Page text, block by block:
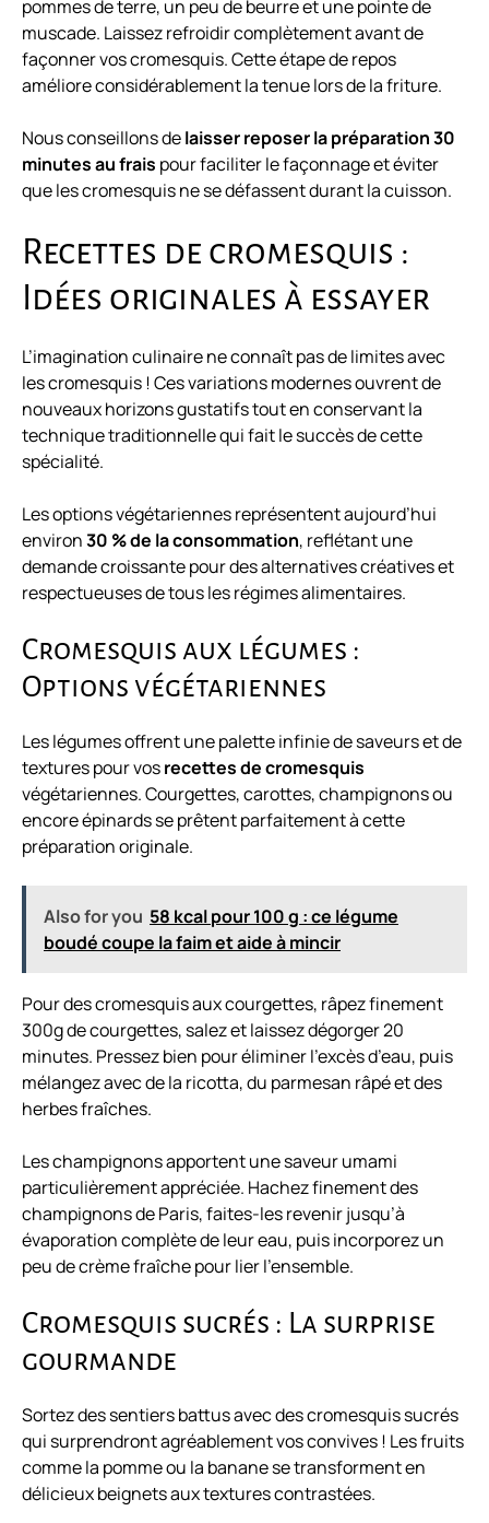
pommes de terre, un peu de beurre et une pointe de
muscade. Laissez refroidir complètement avant de
façonner vos cromesquis. Cette étape de repos
améliore considérablement la tenue lors de la friture.
Nous conseillons delaisser reposer la préparation 30
minutes au frais pour faciliter le façonnage et éviter
que les cromesquis ne se défassent durant la cuisson.
Recettes de cromesquis :
Idées originales à essayer
L’imagination culinaire ne connaît pas de limites avec
les cromesquis ! Ces variations modernes ouvrent de
nouveaux horizons gustatifs tout en conservant la
technique traditionnelle qui fait le succès de cette
spécialité.
Les options végétariennes représentent aujourd’hui
environ30 % de la consommation, reflétant une
demande croissante pour des alternatives créatives et
respectueuses de tous les régimes alimentaires.
Cromesquis aux légumes :
Options végétariennes
Les légumes offrent une palette infinie de saveurs et de
textures pour vosrecettes de cromesquis
végétariennes. Courgettes, carottes, champignons ou
encore épinards se prêtent parfaitement à cette
préparation originale.
Also for you 58 kcal pour 100 g : ce légume
boudé coupe la faim et aide à mincir
Pour des cromesquis aux courgettes, râpez finement
300g de courgettes, salez et laissez dégorger 20
minutes. Pressez bien pour éliminer l’excès d’eau, puis
mélangez avec de la ricotta, du parmesan râpé et des
herbes fraîches.
Les champignons apportent une saveur umami
particulièrement appréciée. Hachez finement des
champignons de Paris, faites-les revenir jusqu’à
évaporation complète de leur eau, puis incorporez un
peu de crème fraîche pour lier l’ensemble.
Cromesquis sucrés : La surprise
gourmande
Sortez des sentiers battus avec des cromesquis sucrés
qui surprendront agréablement vos convives ! Les fruits
comme la pomme ou la banane se transforment en
délicieux beignets aux textures contrastées.